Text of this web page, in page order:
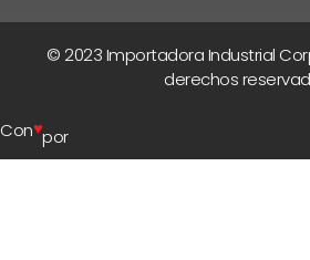
© 2023 Importadora Industrial
derechos
Con♥por